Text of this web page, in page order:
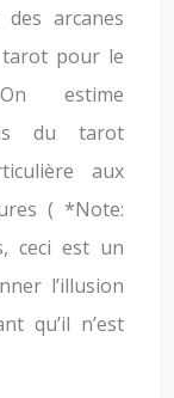
des arcanes
tarot pour le
estime
du tarot
aux
( *Note:
ceci est un
l’illusion
qu’il n’est